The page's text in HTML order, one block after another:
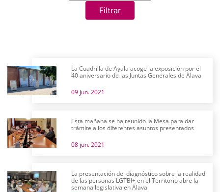
Filtrar
La Cuadrilla de Ayala acoge la exposición por el
40 aniversario de las Juntas Generales de Álava
09 jun. 2021
Esta mañana se ha reunido la Mesa para dar
trámite a los diferentes asuntos presentados
08 jun. 2021
La presentación del diagnóstico sobre la realidad
de las personas LGTBI+ en el Territorio abre la
semana legislativa en Álava